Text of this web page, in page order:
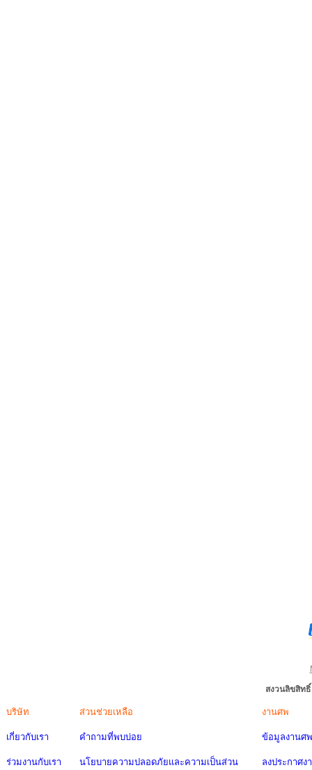
สงวนลิขสิท
บริษัท
เกี่ยวกับเรา
ร่วมงานกับเรา
ส่วนช่วยเหลือ
คำถามที่พบบ่อย
นโยบายความปลอดภัยและความเป็นส่วน
งานศพ
ข้อมูลงานศพ
ลงประกาศง